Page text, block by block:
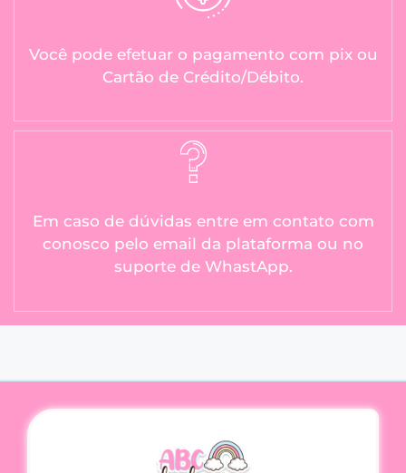
Você pode efetuar o pagamento com pix ou
Cartão de Crédito/Débito.
Em caso de dúvidas entre em contato com
conosco pelo email da plataforma ou no
suporte de WhastApp.